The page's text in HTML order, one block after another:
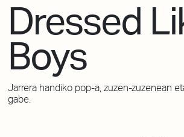
Dressed
Boys
Jarrera handiko pop-a, zuzen-zuzenean
gabe.